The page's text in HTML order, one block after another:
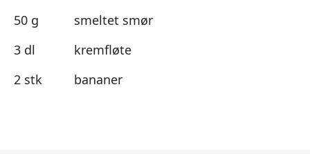
50 g
smeltet smør
3 dl
kremfløte
2 stk
bananer